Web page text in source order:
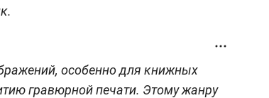
особенно для книжных
гравюрной печати. Этому жанру